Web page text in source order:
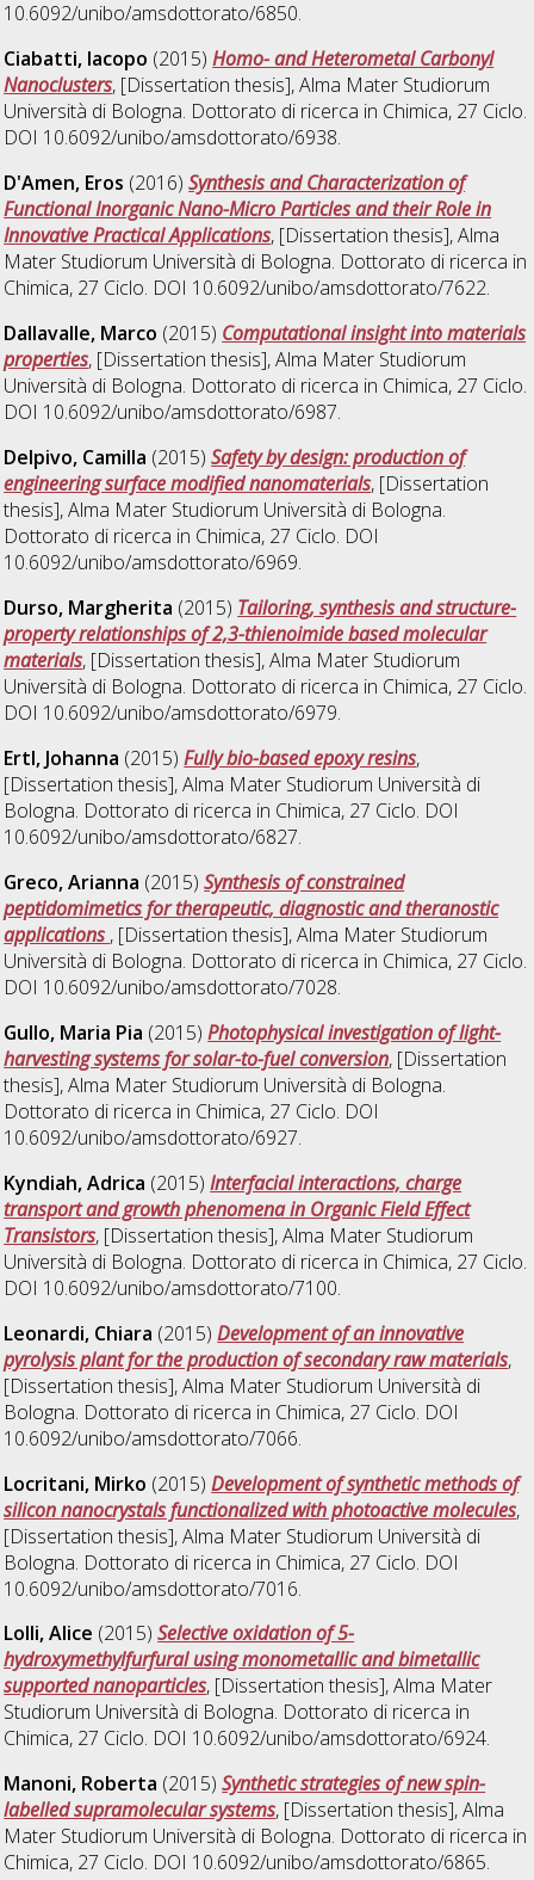
10.6092/unibo/amsdottorato/6850.
Ciabatti, Iacopo (2015)Homo- and Heterometal Carbonyl
Nanoclusters, [Dissertation thesis], Alma Mater Studiorum
Università di Bologna. Dottorato di ricerca in Chimica, 27 Ciclo.
DOI 10.6092/unibo/amsdottorato/6938.
D'Amen, Eros (2016)Synthesis and Characterization of
Functional Inorganic Nano-Micro Particles and their Role in
Innovative Practical Applications, [Dissertation thesis], Alma
Mater Studiorum Università di Bologna. Dottorato di ricerca in
Chimica, 27 Ciclo. DOI 10.6092/unibo/amsdottorato/7622.
Dallavalle, Marco (2015) Computational insight into materials
properties, [Dissertation thesis], Alma Mater Studiorum
Università di Bologna. Dottorato di ricerca in Chimica, 27 Ciclo.
DOI 10.6092/unibo/amsdottorato/6987.
Delpivo, Camilla (2015)Safety by design: production of
engineering surface modified nanomaterials, [Dissertation
thesis], Alma Mater Studiorum Università di Bologna.
Dottorato di ricerca in Chimica, 27 Ciclo. DOI
10.6092/unibo/amsdottorato/6969.
Durso, Margherita (2015) Tailoring, synthesis and structure-
property relationships of 2,3-thienoimide based molecular
materials, [Dissertation thesis], Alma Mater Studiorum
Università di Bologna. Dottorato di ricerca in Chimica, 27 Ciclo.
DOI 10.6092/unibo/amsdottorato/6979.
Ertl, Johanna (2015)Fully bio-based epoxy resins,
[Dissertation thesis], Alma Mater Studiorum Università di
Bologna. Dottorato di ricerca in Chimica, 27 Ciclo. DOI
10.6092/unibo/amsdottorato/6827.
Greco, Arianna (2015)Synthesis of constrained
peptidomimetics for therapeutic, diagnostic and theranostic
applications , [Dissertation thesis], Alma Mater Studiorum
Università di Bologna. Dottorato di ricerca in Chimica, 27 Ciclo.
DOI 10.6092/unibo/amsdottorato/7028.
Gullo, Maria Pia (2015)Photophysical investigation of light-
harvesting systems for solar-to-fuel conversion, [Dissertation
thesis], Alma Mater Studiorum Università di Bologna.
Dottorato di ricerca in Chimica, 27 Ciclo. DOI
10.6092/unibo/amsdottorato/6927.
Kyndiah, Adrica (2015)Interfacial interactions, charge
transport and growth phenomena in Organic Field Effect
Transistors, [Dissertation thesis], Alma Mater Studiorum
Università di Bologna. Dottorato di ricerca in Chimica, 27 Ciclo.
DOI 10.6092/unibo/amsdottorato/7100.
Leonardi, Chiara (2015)Development of an innovative
pyrolysis plant for the production of secondary raw materials,
[Dissertation thesis], Alma Mater Studiorum Università di
Bologna. Dottorato di ricerca in Chimica, 27 Ciclo. DOI
10.6092/unibo/amsdottorato/7066.
Locritani, Mirko (2015)Development of synthetic methods of
silicon nanocrystals functionalized with photoactive molecules,
[Dissertation thesis], Alma Mater Studiorum Università di
Bologna. Dottorato di ricerca in Chimica, 27 Ciclo. DOI
10.6092/unibo/amsdottorato/7016.
Lolli, Alice (2015)Selective oxidation of 5-
hydroxymethylfurfural using monometallic and bimetallic
supported nanoparticles, [Dissertation thesis], Alma Mater
Studiorum Università di Bologna. Dottorato di ricerca in
Chimica, 27 Ciclo. DOI 10.6092/unibo/amsdottorato/6924.
Manoni, Roberta (2015)Synthetic strategies of new spin-
labelled supramolecular systems, [Dissertation thesis], Alma
Mater Studiorum Università di Bologna. Dottorato di ricerca in
Chimica, 27 Ciclo. DOI 10.6092/unibo/amsdottorato/6865.